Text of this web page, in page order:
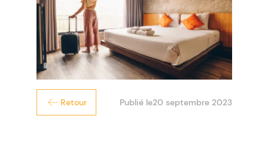
Retour Publié le20 septembre 2023